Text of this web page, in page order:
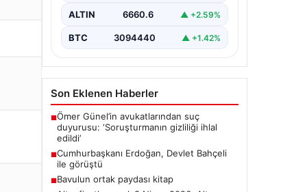
ALTIN 6660.6 ▲ +2.59%
BTC 3094440 ▲ +1.42%
Son Eklenen Haberler
■Ömer Günel’in avukatlarından suç
duyurusu: ‘Soruşturmanın gizliliği ihlal
edildi’
■Cumhurbaşkanı Erdoğan, Devlet Bahçeli
ile görüştü
■Bavulun ortak paydası kitap